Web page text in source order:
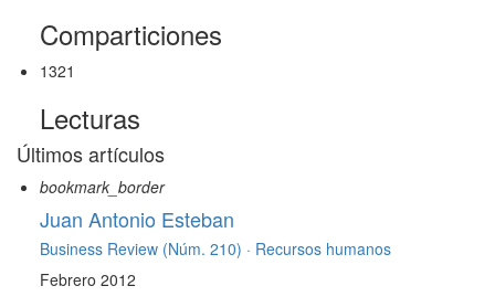
Comparticiones
1321
Lecturas
Últimos artículos
bookmark_border
Juan Antonio Esteban
Business Review (Núm. 210) · Recursos humanos
Febrero 2012